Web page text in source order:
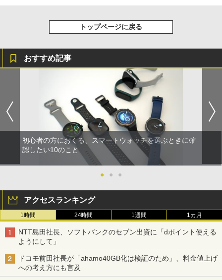
トップページに戻る
おすすめ記事
初心者の方におくる、スマートウォッチを選ぶときに確
認したい10のこと
● ● ●
アクセスランキング
1時間 24時間 1週間 1カ月
NTT島田社長、ソフトバンクのセブン出資に「dポイント使える
ようにして」
ドコモ前田社長が「ahamo40GB化は検証のため」、料金値上げ
への考え方にも言及